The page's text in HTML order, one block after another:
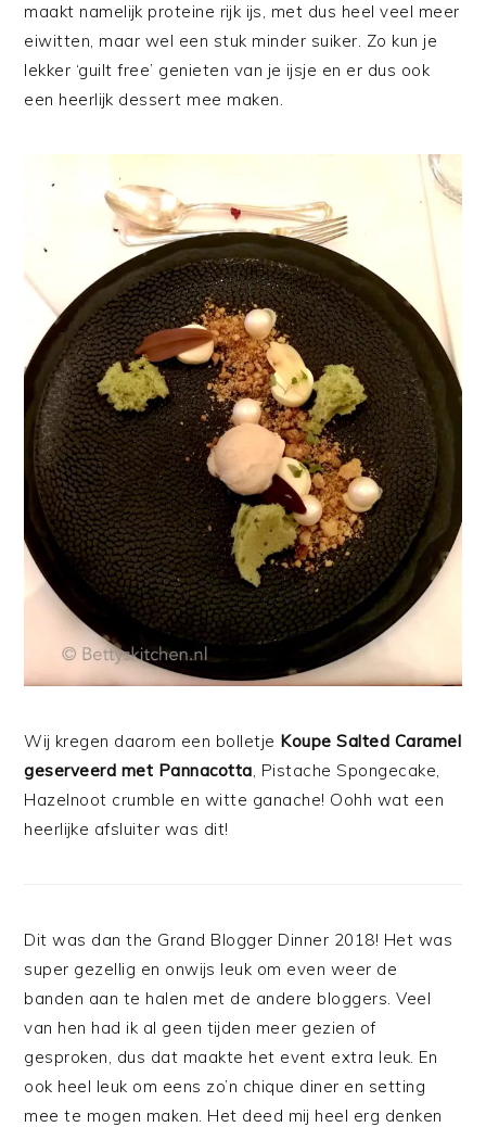
maakt namelijk proteine rijk ijs, met dus heel veel meer
eiwitten, maar wel een stuk minder suiker. Zo kun je
lekker ‘guilt free’ genieten van je ijsje en er dus ook
een heerlijk dessert mee maken.
Wij kregen daarom een bolletje Koupe Salted Caramel
geserveerd met Pannacotta , Pistache Spongecake,
Hazelnoot crumble en witte ganache! Oohh wat een
heerlijke afsluiter was dit!
Dit was dan the Grand Blogger Dinner 2018! Het was
super gezellig en onwijs leuk om even weer de
banden aan te halen met de andere bloggers. Veel
van hen had ik al geen tijden meer gezien of
gesproken, dus dat maakte het event extra leuk. En
ook heel leuk om eens zo’n chique diner en setting
mee te mogen maken. Het deed mij heel erg denken